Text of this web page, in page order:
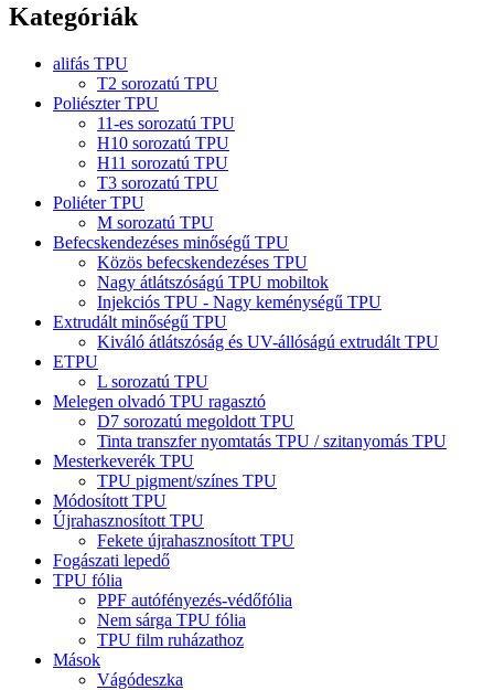
Kategóriák
alifás TPU
T2 sorozatú TPU
Poliészter TPU
11-es sorozatú TPU
H10 sorozatú TPU
H11 sorozatú TPU
T3 sorozatú TPU
Poliéter TPU
M sorozatú TPU
Befecskendezéses minőségű TPU
Közös befecskendezéses TPU
Nagy átlátszóságú TPU mobiltok
Injekciós TPU - Nagy keménységű TPU
Extrudált minőségű TPU
Kiváló átlátszóság és UV-állóságú extrudált TPU
ETPU
L sorozatú TPU
Melegen olvadó TPU ragasztó
D7 sorozatú megoldott TPU
Tinta transzfer nyomtatás TPU / szitanyomás TPU
Mesterkeverék TPU
TPU pigment/színes TPU
Módosított TPU
Újrahasznosított TPU
Fekete újrahasznosított TPU
Fogászati ​​lepedő
TPU fólia
PPF autófényezés-védőfólia
Nem sárga TPU fólia
TPU film ruházathoz
Mások
Vágódeszka